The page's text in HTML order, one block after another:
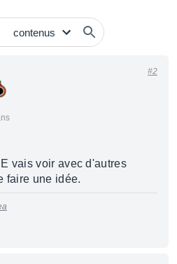
#2
vais voir avec d'autres
faire une idée.